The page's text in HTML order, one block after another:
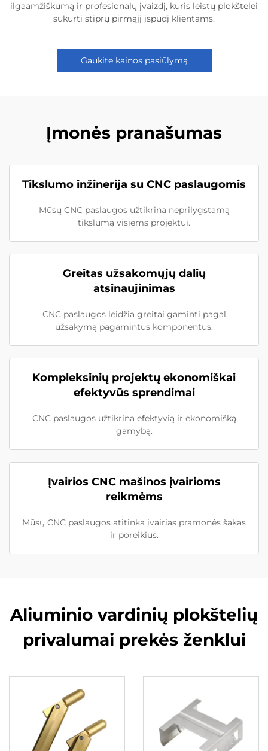
ilgaamžiškumą ir profesionalų įvaizdį, kuris leistų plokštelei
sukurti stiprų pirmąjį įspūdį klientams.
Gaukite kainos pasiūlymą
Įmonės pranašumas
Tikslumo inžinerija su CNC paslaugomis
Mūsų CNC paslaugos užtikrina neprilygstamą
tikslumą visiems projektui.
Greitas užsakomųjų dalių
atsinaujinimas
CNC paslaugos leidžia greitai gaminti pagal
užsakymą pagamintus komponentus.
Kompleksinių projektų ekonomiškai
efektyvūs sprendimai
CNC paslaugos užtikrina efektyvią ir ekonomišką
gamybą.
Įvairios CNC mašinos įvairioms
reikmėms
Mūsų CNC paslaugos atitinka įvairias pramonės šakas
ir poreikius.
Aliuminio vardinių plokštelių
privalumai prekės ženklui